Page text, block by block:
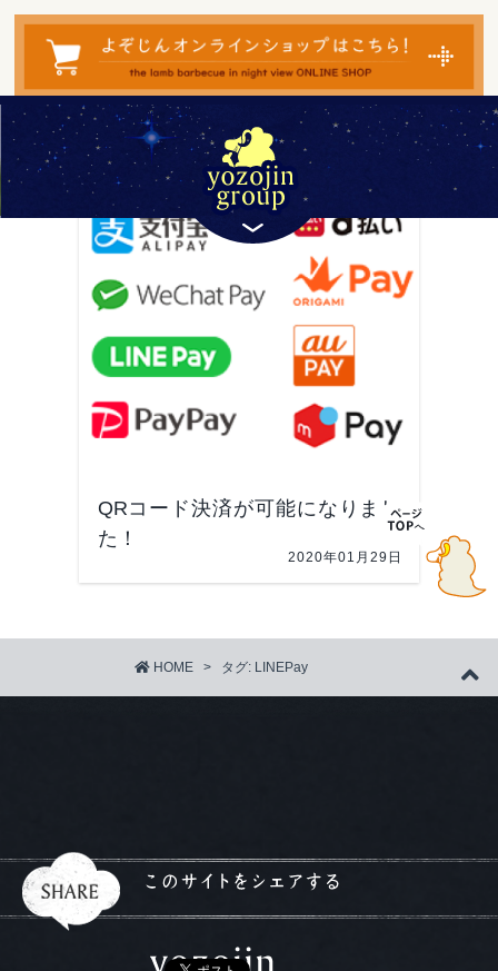
検
索
対
象:
― TAG ―
LINEPay
QRコード決済が可能になりまし
た！
2020年01月29日
HOME > タグ: LINEPay